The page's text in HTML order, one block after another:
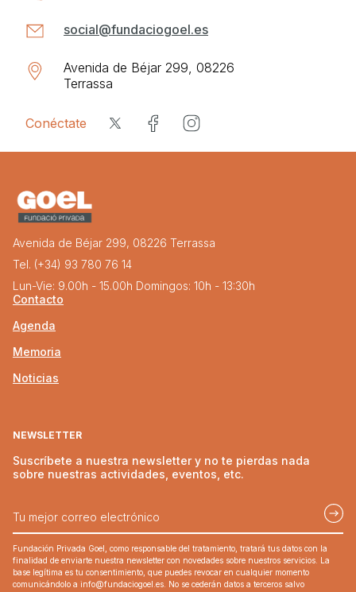
social@fundaciogoel.es
Avenida de Béjar 299, 08226
Terrassa
Conéctate
Avenida de Béjar 299, 08226 Terrassa
Tel. (+34) 93 780 76 14
Lun-Vie: 9.00h - 15.00h Domingos: 10h - 13:30h
Contacto
Agenda
Memoria
Noticias
NEWSLETTER
Suscríbete a nuestra newsletter y no te pierdas nada
sobre nuestras actividades, eventos, etc.
Fundación Privada Goel, como responsable del tratamiento, tratará tus datos con la
finalidad de enviarte nuestra newsletter con novedades sobre nuestros servicios. La
base legítima es tu consentimiento, que puedes revocar en cualquier momento
comunicándolo a info@fundaciogoel.es . No se cederán datos a terceros salvo